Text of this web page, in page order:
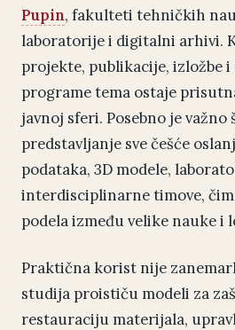
Pupin, fakulteti tehničkih
laboratorije i digitalni arhivi.
projekte, publikacije, izložbe i
programe tema ostaje
javnoj sferi. Posebno je važno
predstavljanje sve češće
podataka, 3D modele,
interdisciplinarne timove,
podela između velike nauke i
Praktična korist nije
studija proističu modeli za
restauraciju materijala,